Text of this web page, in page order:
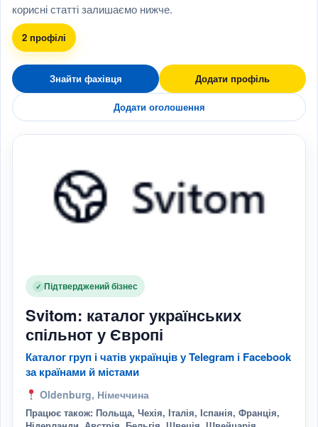
корисні статті залишаємо нижче.
2 профілі
Знайти фахівця Додати профіль
Додати оголошення
✓ Підтверджений бізнес
Svitom: каталог українських
спільнот у Європі
Каталог груп і чатів українців у Telegram і Facebook
за країнами й містами
Oldenburg, Німеччина
Працює також: Польща, Чехія, Італія, Іспанія, Франція,